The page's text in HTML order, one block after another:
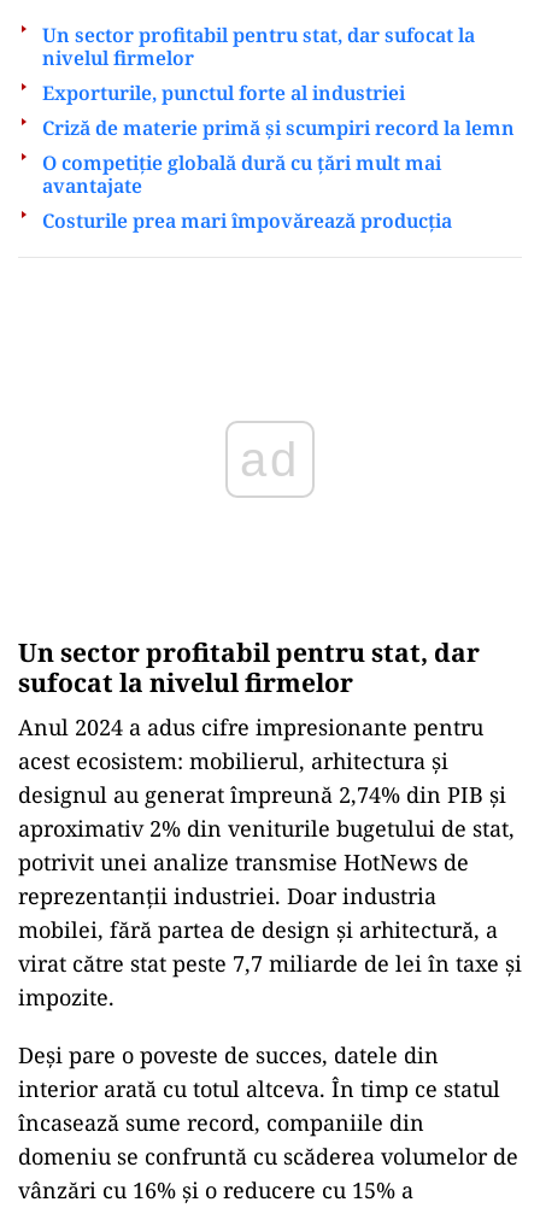
Un sector profitabil pentru stat, dar sufocat la
nivelul firmelor
Exporturile, punctul forte al industriei
Criză de materie primă și scumpiri record la lemn
O competiție globală dură cu țări mult mai
avantajate
Costurile prea mari împovărează producția
Un sector profitabil pentru stat, dar
sufocat la nivelul firmelor
Anul 2024 a adus cifre impresionante pentru
acest ecosistem: mobilierul, arhitectura și
designul au generat împreună 2,74% din PIB și
aproximativ 2% din veniturile bugetului de stat,
potrivit unei analize transmise HotNews de
reprezentanții industriei. Doar industria
mobilei, fără partea de design și arhitectură, a
virat către stat peste 7,7 miliarde de lei în taxe și
impozite.
Deși pare o poveste de succes, datele din
interior arată cu totul altceva. În timp ce statul
încasează sume record, companiile din
domeniu se confruntă cu scăderea volumelor de
vânzări cu 16% și o reducere cu 15% a